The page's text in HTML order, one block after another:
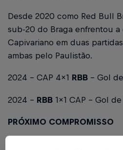
Desde 2020 como Red Bull
sub-20 do Braga enfrentou
Capivariano em duas
ambas pelo Paulistão.
2024 – CAP 4x1 RBB – Gol
2024 – RBB 1x1 CAP – Gol de
PRÓXIMO COMPROMISSO